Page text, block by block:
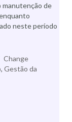
manutenção de
neste período
Etiquetas
Change
, Gestão da